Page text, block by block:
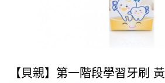
【貝親】第一階段學習牙刷 黃